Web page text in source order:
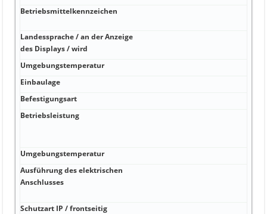
Betriebsmittelkennzeichen
Landessprache / an der Anzeige
des Displays / wird
Umgebungstemperatur
Einbaulage
Befestigungsart
Betriebsleistung
Umgebungstemperatur
Ausführung des elektrischen
Anschlusses
Schutzart IP / frontseitig